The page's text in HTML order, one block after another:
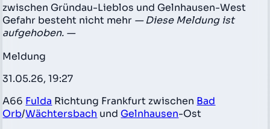
zwischen Gründau-Lieblos und Gelnhausen-West
Gefahr besteht nicht mehr — Diese Meldung ist
aufgehoben. —
Meldung
31.05.26, 19:27
A66 Fulda Richtung Frankfurt zwischen Bad
Orb/Wächtersbach und Gelnhausen-Ost